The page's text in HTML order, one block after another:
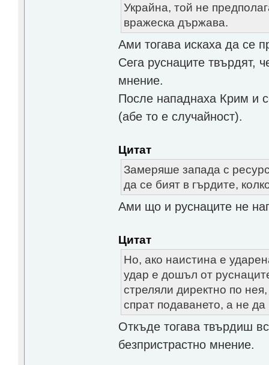
Украйна, той не
вражеска държава.
Ами тогава искаха да се
Сега руснаците твърдят,
мнение.
После нападнаха Крим и
(абе то е случайност).
Цитат
Замеряше запада с
да се бият в гърдите,
Ами що и руснаците не
Цитат
Но, ако наистина е
удар е дошъл от
стреляли директно по
спрат подаването, а не
Откъде тогава твърдиш
безпристрастно мнение.